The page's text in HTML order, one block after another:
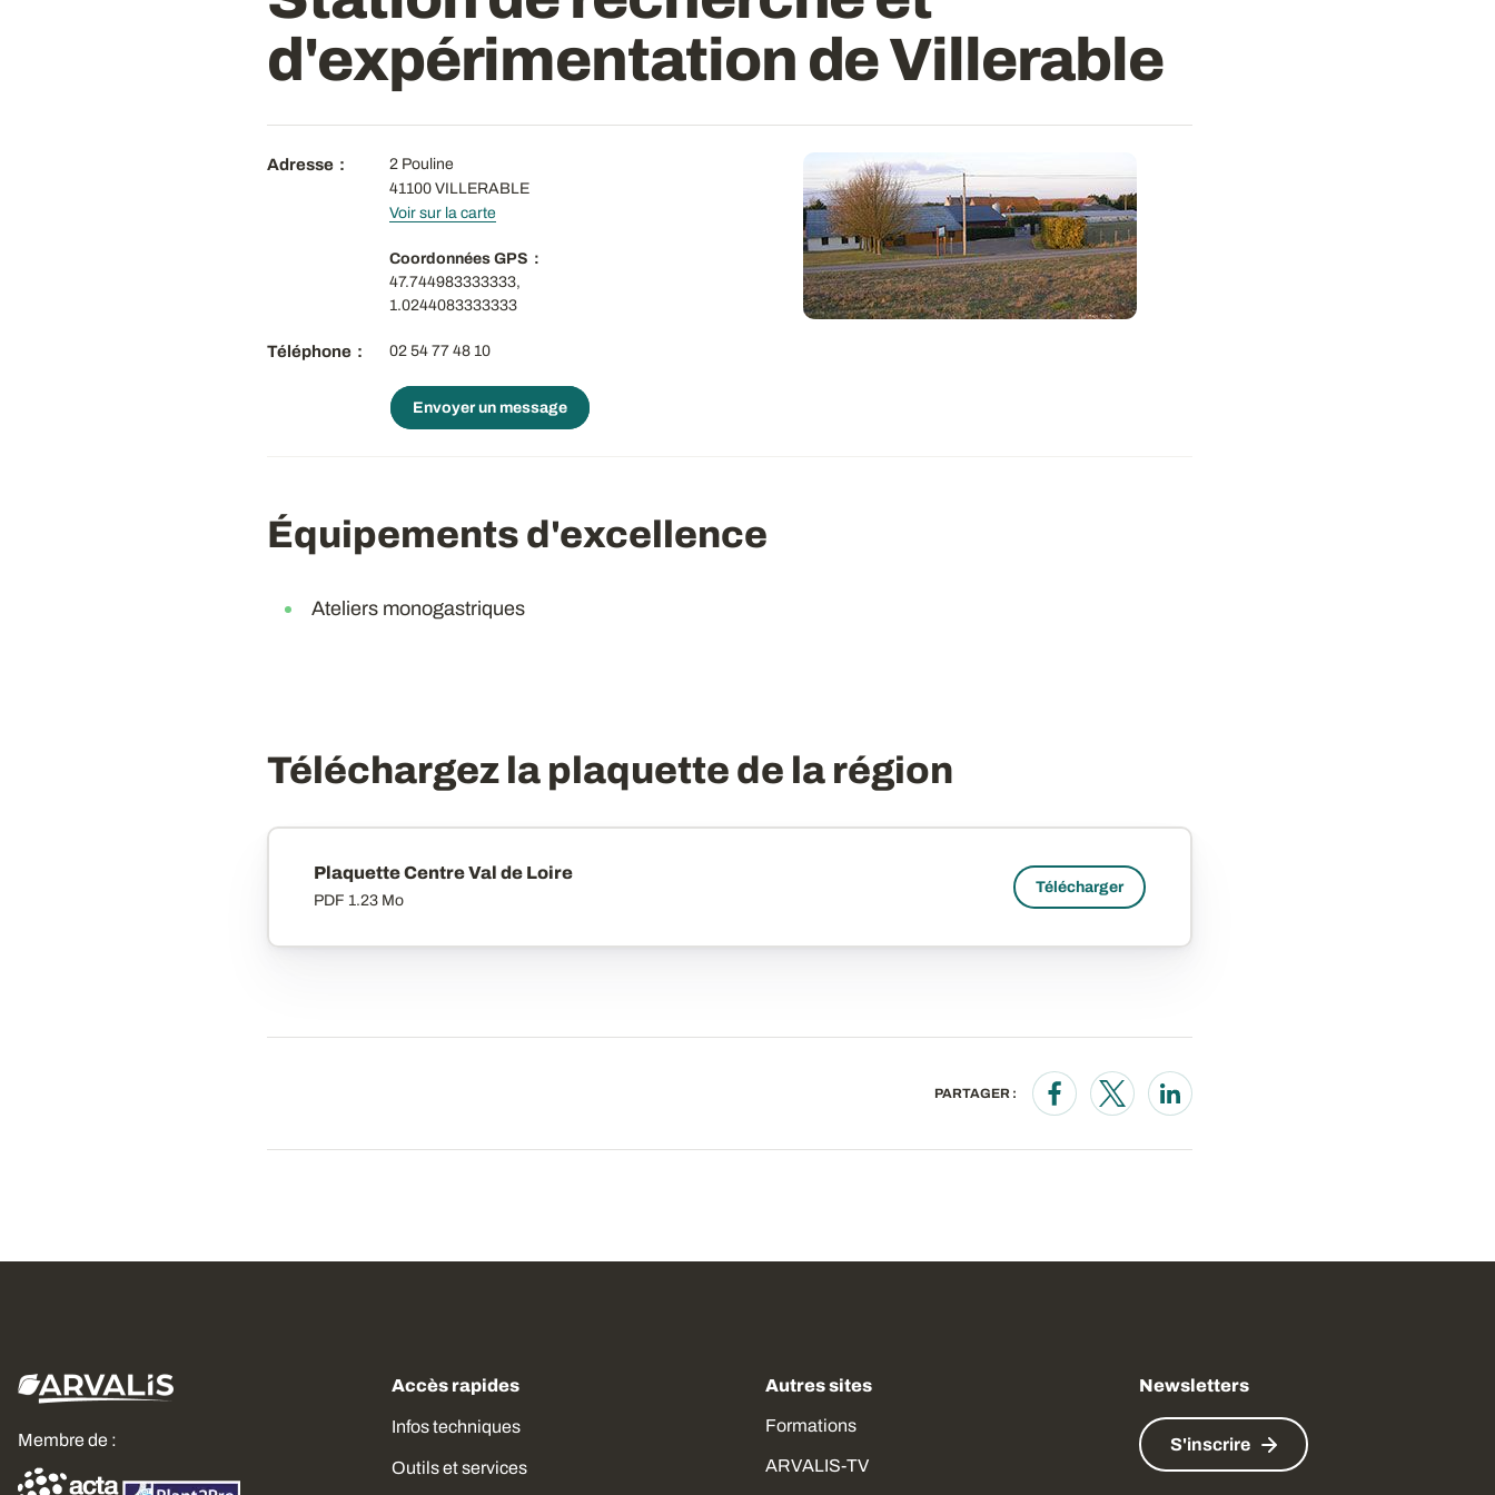
d'expérimentation de Villerable
Adresse
2 Pouline
41100 VILLERABLE
Voir sur la carte
Coordonnées GPS
47.744983333333,
1.0244083333333
Téléphone 02 54 77 48 10
Envoyer un message
Équipements d'excellence
Ateliers monogastriques
Téléchargez la plaquette de la région
Plaquette Centre Val de Loire
PDF 1.23 Mo
Télécharger
PARTAGER :
Opens in a new window
Opens in a new window
Opens in a new window
Membre de :
Accès rapides
Infos techniques
Outils et services
Autres sites
Formations
ARVALIS-TV
Newsletters
S'inscrire